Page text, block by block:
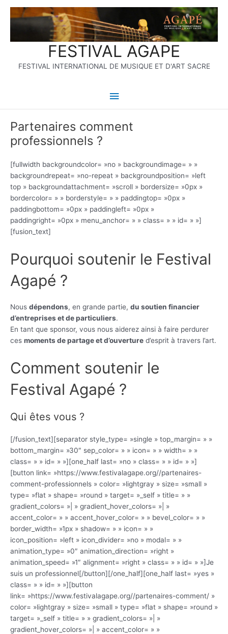
FESTIVAL AGAPE
FESTIVAL INTERNATIONAL DE MUSIQUE ET D'ART SACRE
Menu
principal
Partenaires comment
professionnels ?
[fullwidth backgroundcolor= »no » backgroundimage= » »
backgroundrepeat= »no-repeat » backgroundposition= »left
top » backgroundattachment= »scroll » bordersize= »0px »
bordercolor= » » borderstyle= » » paddingtop= »0px »
paddingbottom= »0px » paddingleft= »0px »
paddingright= »0px » menu_anchor= » » class= » » id= » »]
[fusion_text]
Pourquoi soutenir le Festival
Agapé ?
Nous dépendons, en grande partie, du soutien financier
d’entreprises et de particuliers.
En tant que sponsor, vous nous aiderez ainsi à faire perdurer
ces moments de partage et d’ouverture d’esprit à travers l’art.
Comment soutenir le
Festival Agapé ?
Qui êtes vous ?
[/fusion_text][separator style_type= »single » top_margin= » »
bottom_margin= »30″ sep_color= » » icon= » » width= » »
class= » » id= » »][one_half last= »no » class= » » id= » »]
[button link= »https://www.festivalagape.org//partenaires-
comment-professionnels » color= »lightgray » size= »small »
type= »flat » shape= »round » target= »_self » title= » »
gradient_colors= »| » gradient_hover_colors= »| »
accent_color= » » accent_hover_color= » » bevel_color= » »
border_width= »1px » shadow= » » icon= » »
icon_position= »left » icon_divider= »no » modal= » »
animation_type= »0″ animation_direction= »right »
animation_speed= »1″ alignment= »right » class= » » id= » »]Je
suis un professionnel[/button][/one_half][one_half last= »yes »
class= » » id= » »][button
link= »https://www.festivalagape.org//partenaires-comment/ »
color= »lightgray » size= »small » type= »flat » shape= »round »
target= »_self » title= » » gradient_colors= »| »
gradient_hover_colors= »| » accent_color= » »